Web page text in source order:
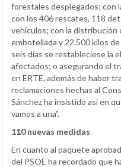
forestales desplegados; con
con los 406 rescates, 118
vehículos; con la distribución
embotellada y 22.500 kilos
seis días se restableciese la
afectados; o asegurando el
en ERTE, además de haber
reclamaciones hechas al
Sánchez ha insistido así en
vamos a una”.
110 nuevas medidas
En cuanto al paquete
del PSOE ha recordado que